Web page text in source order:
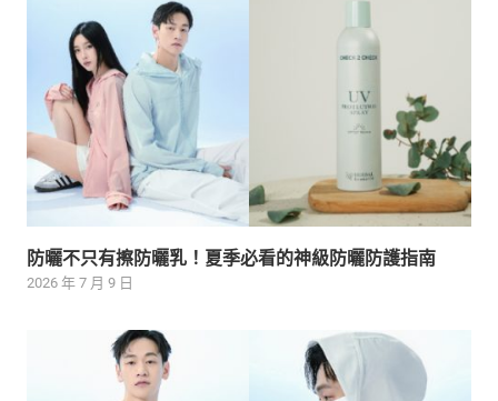
防曬不只有擦防曬乳！夏季必看的神級防曬防護指南
2026 年 7 月 9 日